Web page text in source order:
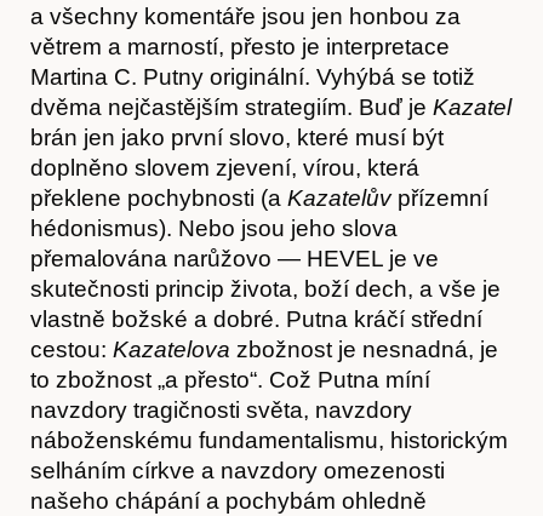
Předplatné
a všechny komentáře jsou jen honbou za
větrem a marností, přesto je interpretace
Martina C. Putny originální. Vyhýbá se totiž
dvěma nejčastějším strategiím. Buď je Kazatel
brán jen jako první slovo, které musí být
doplněno slovem zjevení, vírou, která
překlene pochybnosti (a Kazatelůvpřízemní
hédonismus). Nebo jsou jeho slova
přemalována narůžovo — HEVEL je ve
skutečnosti princip života, boží dech, a vše je
vlastně božské a dobré. Putna kráčí střední
cestou: Kazatelova zbožnost je nesnadná, je
to zbožnost „a přesto“. Což Putna míní
navzdory tragičnosti světa, navzdory
náboženskému fundamentalismu, historickým
selháním církve a navzdory omezenosti
našeho chápání a pochybám ohledně